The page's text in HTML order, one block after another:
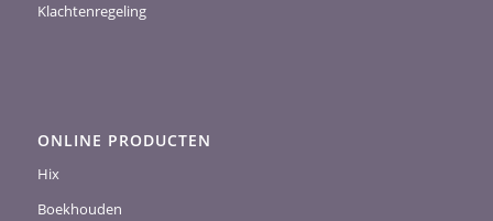
Klachtenregeling
ONLINE PRODUCTEN
Hix
Boekhouden